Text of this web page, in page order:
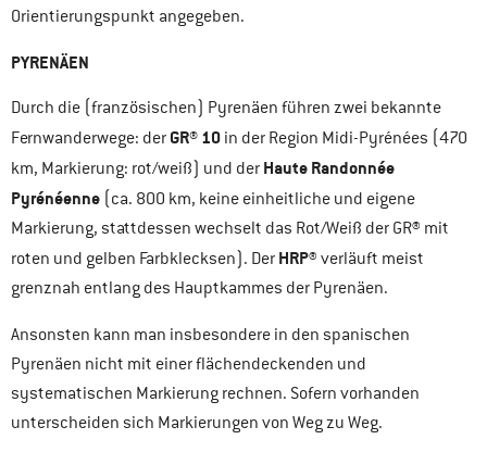
Orientierungspunkt angegeben.
PYRENÄEN
Durch die (französischen) Pyrenäen führen zwei bekannte
Fernwanderwege: der GR® 10 in der Region Midi-Pyrénées (470
km, Markierung: rot/weiß) und der Haute Randonnée
Pyrénéenne (ca. 800 km, keine einheitliche und eigene
Markierung, stattdessen wechselt das Rot/Weiß der GR® mit
roten und gelben Farbklecksen). Der HRP® verläuft meist
grenznah entlang des Hauptkammes der Pyrenäen.
Ansonsten kann man insbesondere in den spanischen
Pyrenäen nicht mit einer flächendeckenden und
systematischen Markierung rechnen. Sofern vorhanden
unterscheiden sich Markierungen von Weg zu Weg.